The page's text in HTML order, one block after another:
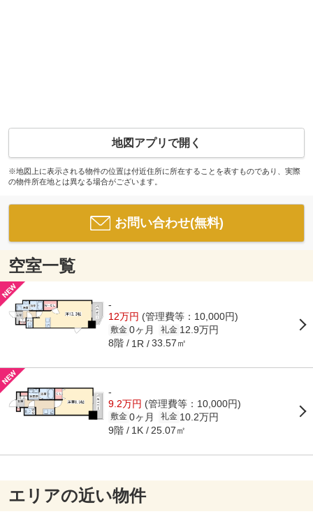
地図アプリで開く
※地図上に表示される物件の位置は付近住所に所在することを表すものであり、実際
の物件所在地とは異なる場合がございます。
お問い合わせ(無料)
空室一覧
-
12万円 (管理費等：10,000円)
敷金 0ヶ月 礼金 12.9万円
8階 1R 33.57㎡
-
9.2万円 (管理費等：10,000円)
敷金 0ヶ月 礼金 10.2万円
9階 1K 25.07㎡
エリアの近い物件